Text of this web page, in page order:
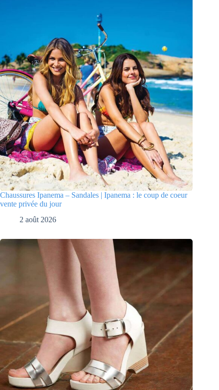
Chaussures Ipanema – Sandales | Ipanema : le coup de coeur
vente privée du jour
2 août 2026